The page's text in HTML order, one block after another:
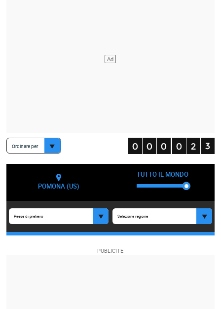
Ordinare per
POMONA (US)
TUTTO IL MONDO
Paese di prelievo Seleziona regione